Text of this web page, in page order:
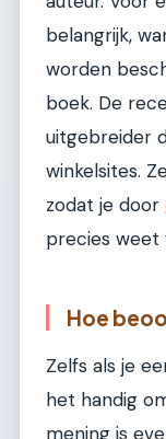
belangrijk,
worden
boek. De
uitgebreider
winkelsites.
zodat je door
precies weet
Hoe
Zelfs als je
het handig
mening is